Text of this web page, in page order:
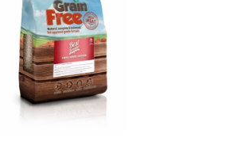
Obchodní podmínky